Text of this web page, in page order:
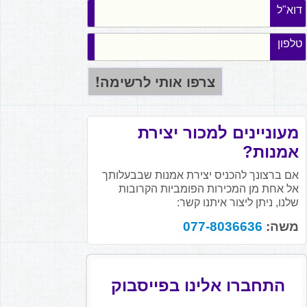
דוא"ל
טלפון
מעוניינים למכור יצירת
אמנות?
אם ברצונך להכניס יצירת אמנות שבבעלותך
אל אחת מן המכירות הפומביות הקרובות
שלנו, ניתן ליצור איתנו קשר:
משה: 077-8036636
התחברו אלינו בפייסבוק